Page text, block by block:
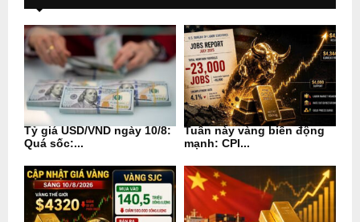
Tỷ giá USD/VND ngày 10/8:
Quá sốc:...
Tuần này vàng biến động
mạnh: CPI...